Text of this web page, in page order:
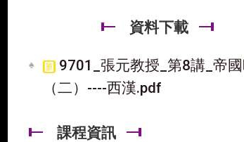
資料下載
9701_張元教授_第8講_帝
（二）----西漢.pdf
課程資訊